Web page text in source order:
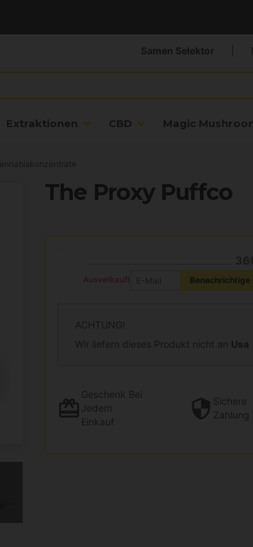
Extraktionen CBD Magic
Samen Selektor
The Proxy Puffco
Ausverkauft Benachrichtige
ACHTUNG!
Wir liefern dieses Produkt nicht an Usa
Geschenk Bei
Jedem
Einkauf
Sichere
Zahlung